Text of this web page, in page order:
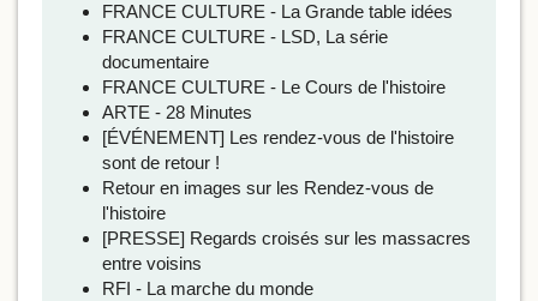
FRANCE CULTURE - La Grande table idées
FRANCE CULTURE - LSD, La série
documentaire
FRANCE CULTURE - Le Cours de l'histoire
ARTE - 28 Minutes
[ÉVÉNEMENT] Les rendez-vous de l'histoire
sont de retour !
Retour en images sur les Rendez-vous de
l'histoire
[PRESSE] Regards croisés sur les massacres
entre voisins
RFI - La marche du monde